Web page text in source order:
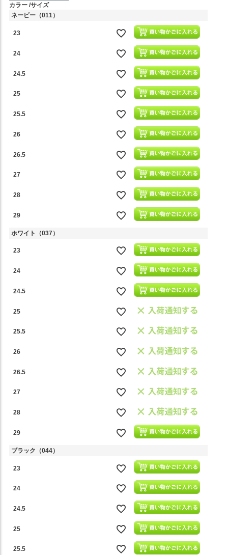
カラー サイズ
ネービー（011）
23
24
24.5
25
25.5
26
26.5
27
28
29
ホワイト（037）
23
24
24.5
25
25.5
26
26.5
27
28
29
ブラック（044）
23
24
24.5
25
25.5